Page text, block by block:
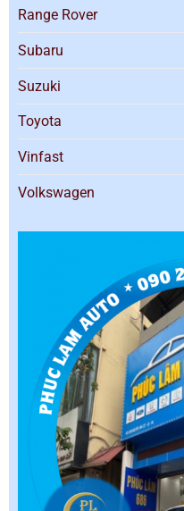
Range Rover
Subaru
Suzuki
Toyota
Vinfast
Volkswagen